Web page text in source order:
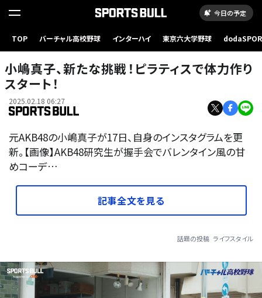
今日の予定
TOP バーチャル高校野球 インターハイ 東京六大学野球
小嶋真子、新たな挑戦！ピラティスで体力作り
スタート！
2025.02.18 06:27
元AKB48の小嶋真子が17日、自身のインスタグラムを更
新。【画像】AKB48研究生が握手会でバレンタイン風の甘
めコーデ…
記事全文を見る
話題の投稿 ライフスタイル